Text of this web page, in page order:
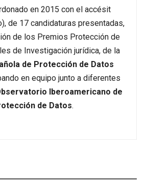
en 2015 con el accésit
de 17 candidaturas presentadas,
de los Premios Protección de
de Investigación jurídica, de la
de Protección de Datos
en equipo junto a diferentes
Iberoamericano de
de Datos.